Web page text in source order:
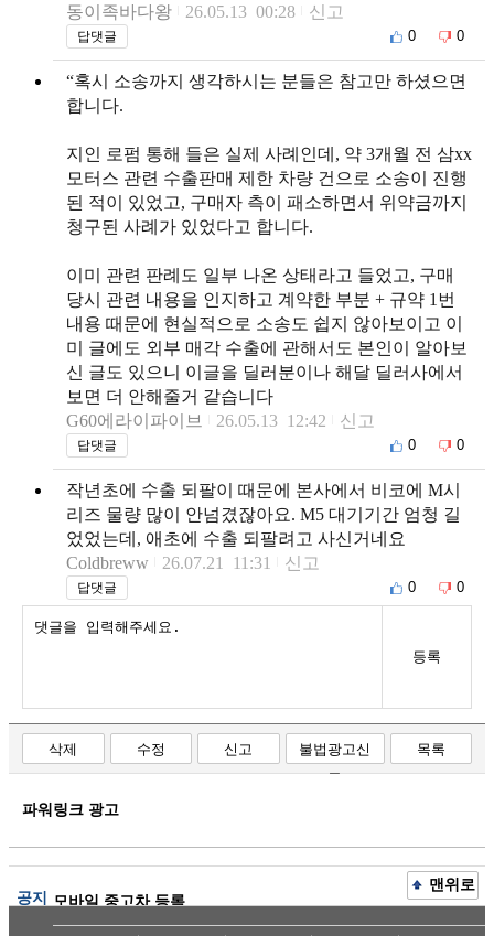
동이족바다왕
26.05.13 00:28 신고
답댓글 0 0
“혹시 소송까지 생각하시는 분들은 참고만 하셨으면
합니다.
지인 로펌 통해 들은 실제 사례인데, 약 3개월 전 삼xx
모터스 관련 수출판매 제한 차량 건으로 소송이 진행
된 적이 있었고, 구매자 측이 패소하면서 위약금까지
청구된 사례가 있었다고 합니다.
이미 관련 판례도 일부 나온 상태라고 들었고, 구매
당시 관련 내용을 인지하고 계약한 부분 + 규약 1번
내용 때문에 현실적으로 소송도 쉽지 않아보이고 이
미 글에도 외부 매각 수출에 관해서도 본인이 알아보
신 글도 있으니 이글을 딜러분이나 해달 딜러사에서
보면 더 안해줄거 같습니다
G60에라이파이브
26.05.13 12:42 신고
답댓글 0 0
작년초에 수출 되팔이 때문에 본사에서 비코에 M시
리즈 물량 많이 안넘겼잖아요. M5 대기기간 엄청 길
었었는데, 애초에 수출 되팔려고 사신거네요
Coldbreww
26.07.21 11:31 신고
답댓글 0 0
등록
삭제 수정 신고
불법광고신
고
목록
파워링크 광고
공지 모바일 중고차 등록
맨위로